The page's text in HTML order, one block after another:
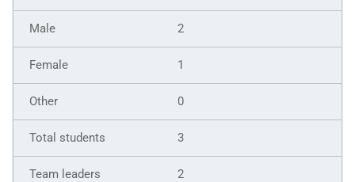
2
1
0
3
2